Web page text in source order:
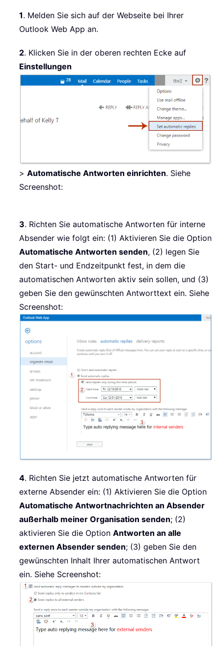
1. Melden Sie sich auf der Webseite bei Ihrer
Outlook Web App an.
2. Klicken Sie in der oberen rechten Ecke auf
Einstellungen
> Automatische Antworten einrichten. Siehe
Screenshot:
3. Richten Sie automatische Antworten für interne
Absender wie folgt ein: (1) Aktivieren Sie die Option
Automatische Antworten senden, (2) legen Sie
den Start- und Endzeitpunkt fest, in dem die
automatischen Antworten aktiv sein sollen, und (3)
geben Sie den gewünschten Antworttext ein. Siehe
Screenshot:
4. Richten Sie jetzt automatische Antworten für
externe Absender ein: (1) Aktivieren Sie die Option
Automatische Antwortnachrichten an Absender
außerhalb meiner Organisation senden; (2)
aktivieren Sie die Option Antworten an alle
externen Absender senden; (3) geben Sie den
gewünschten Inhalt Ihrer automatischen Antwort
ein. Siehe Screenshot: